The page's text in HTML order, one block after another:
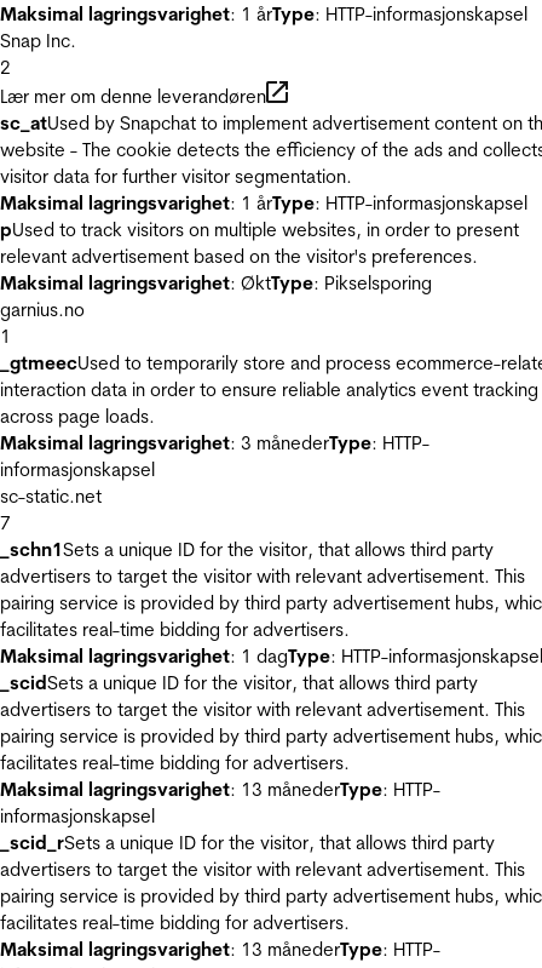
Maksimal lagringsvarighet: 1 årType: HTTP-informasjonskapsel
Snap Inc.
2
Lær mer om denne leverandøren
sc_atUsed by Snapchat to implement advertisement content on
website - The cookie detects the efficiency of the ads and
visitor data for further visitor segmentation.
Maksimal lagringsvarighet: 1 årType: HTTP-informasjonskapsel
pUsed to track visitors on multiple websites, in order to present
relevant advertisement based on the visitor's preferences.
Maksimal lagringsvarighet: ØktType: Pikselsporing
garnius.no
1
_gtmeecUsed to temporarily store and process ecommerce-
interaction data in order to ensure reliable analytics event tracking
across page loads.
Maksimal lagringsvarighet: 3 månederType: HTTP-
informasjonskapsel
sc-static.net
7
_schn1Sets a unique ID for the visitor, that allows third party
advertisers to target the visitor with relevant advertisement. This
pairing service is provided by third party advertisement hubs,
facilitates real-time bidding for advertisers.
Maksimal lagringsvarighet: 1 dagType: HTTP-informasjonskapsel
_scidSets a unique ID for the visitor, that allows third party
advertisers to target the visitor with relevant advertisement. This
pairing service is provided by third party advertisement hubs,
facilitates real-time bidding for advertisers.
Maksimal lagringsvarighet: 13 månederType: HTTP-
informasjonskapsel
_scid_rSets a unique ID for the visitor, that allows third party
advertisers to target the visitor with relevant advertisement. This
pairing service is provided by third party advertisement hubs,
facilitates real-time bidding for advertisers.
Maksimal lagringsvarighet: 13 månederType: HTTP-